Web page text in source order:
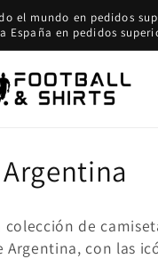
el mundo en pedidos
España en pedidos
colección de
Argentina, con las